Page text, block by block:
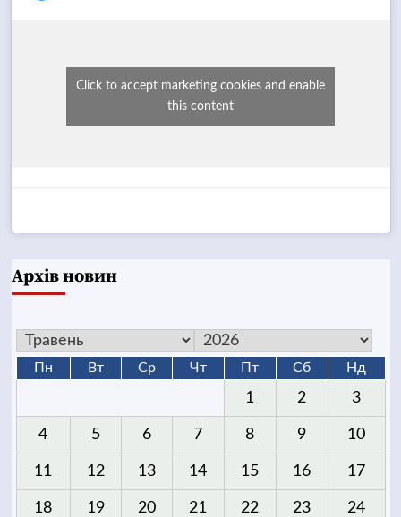
Click to accept marketing cookies and enable
this content
Архів новин
Пн Вт Ср Чт Пт Сб Нд
1 2 3
4 5 6 7 8 9 10
11 12 13 14 15 16 17
18 19 20 21 22 23 24